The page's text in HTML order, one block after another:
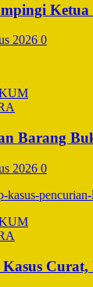
2026 0
Barang
2026 0
Kasus